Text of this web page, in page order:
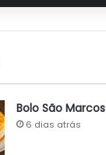
Bolo São Marcos
6 dias atrás